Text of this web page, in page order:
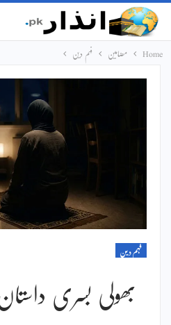
Home مضامین فہم دین
فہم دین
بھولی بسری